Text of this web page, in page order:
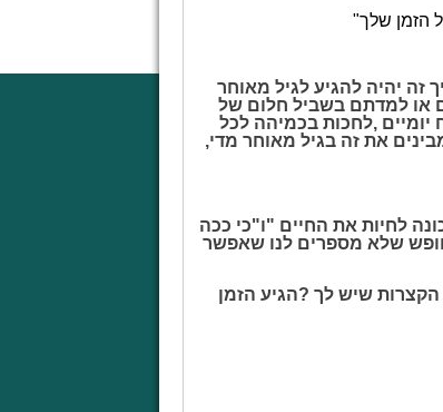
הזמן שלך"
זה יהיה להגיע לגיל מאוחר
או למדתם בשביל חלום של
יומיים ,לחכות בכמיהה לכל
את זה בגיל מאוחר מדי,
לחיות את החיים "ו"כי ככה
שלא מספרים לנו שאפשר
הקצרות שיש לך ?הגיע הזמן